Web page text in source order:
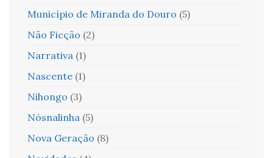
Município de Miranda do Douro (5)
Não Ficção (2)
Narrativa (1)
Nascente (1)
Nihongo (3)
Nósnalinha (5)
Nova Geração (8)